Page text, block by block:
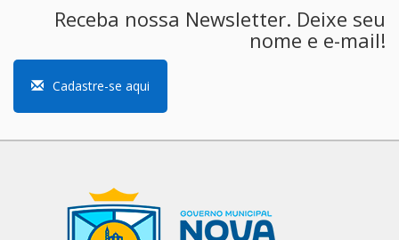
Receba nossa Newsletter. Deixe seu
nome e e-mail!
Cadastre-se aqui